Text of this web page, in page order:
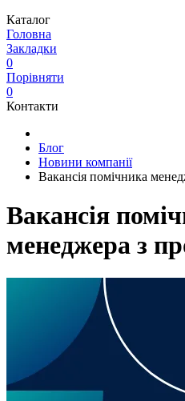
Каталог
Головна
Закладки
0
Порівняти
0
Контакти
Блог
Новини компанії
Вакансія помічника
Вакансія
менеджера з